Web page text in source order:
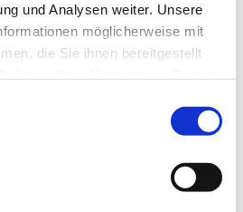
und Analysen weiter. Unsere
möglicherweise mit
die Sie ihnen bereitgestellt